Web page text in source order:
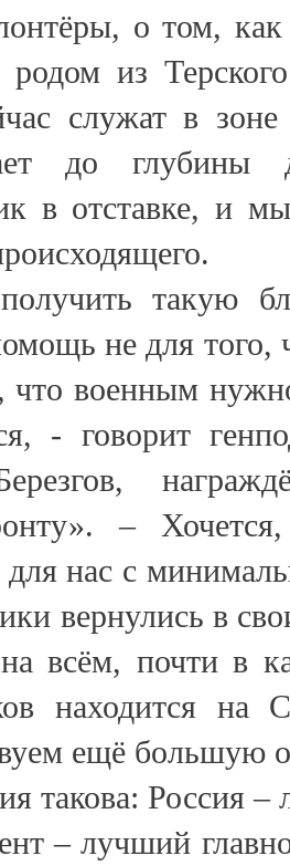
о том,
из
служат в
до
в отставке, и
такую
не для того,
что военным
- говорит
– Хочется,
для нас с
вернулись в
на всём, почти в
находится
ещё большую
такова: Россия –
– лучший